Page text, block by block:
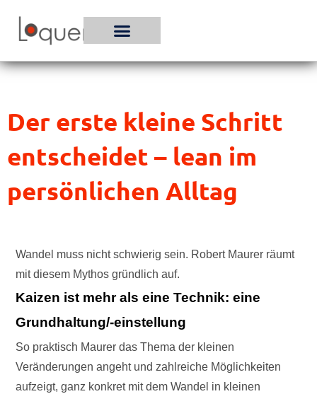
Inhalt
Der erste kleine Schritt
entscheidet – lean im
persönlichen Alltag
Wandel muss nicht schwierig sein. Robert Maurer räumt
mit diesem Mythos gründlich auf.
Kaizen ist mehr als eine Technik: eine
Grundhaltung/-einstellung
So praktisch Maurer das Thema der kleinen
Veränderungen angeht und zahlreiche Möglichkeiten
aufzeigt, ganz konkret mit dem Wandel in kleinen